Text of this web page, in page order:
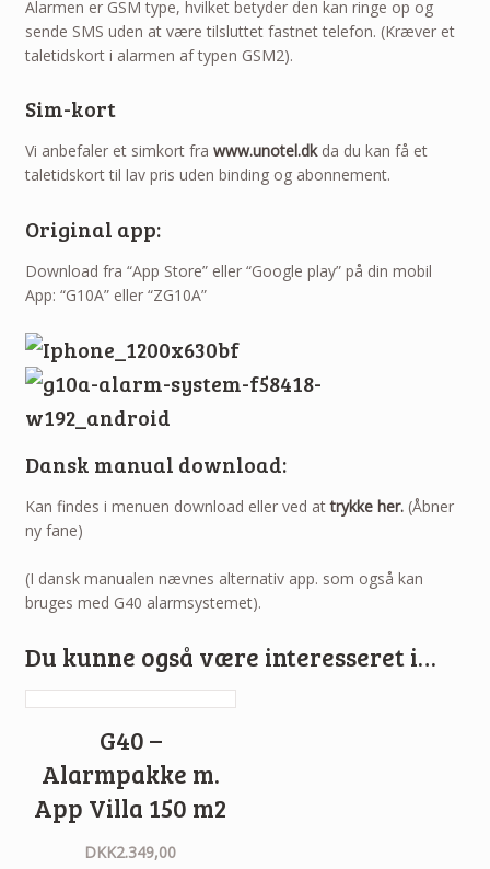
Alarmen er GSM type, hvilket betyder den kan ringe op og
sende SMS uden at være tilsluttet fastnet telefon. (Kræver et
taletidskort i alarmen af typen GSM2).
Sim-kort
Vi anbefaler et simkort fra www.unotel.dkda du kan få et
taletidskort til lav pris uden binding og abonnement.
Original app:
Download fra “App Store” eller “Google play” på din mobil
App: “G10A” eller “ZG10A”
Dansk manual download:
Kan findes i menuen download eller ved attrykke her.(Åbner
ny fane)
(I dansk manualen nævnes alternativ app. som også kan
bruges med G40 alarmsystemet).
Du kunne også være interesseret i…
G40 –
Alarmpakke m.
App Villa 150 m2
DKK2.349,00